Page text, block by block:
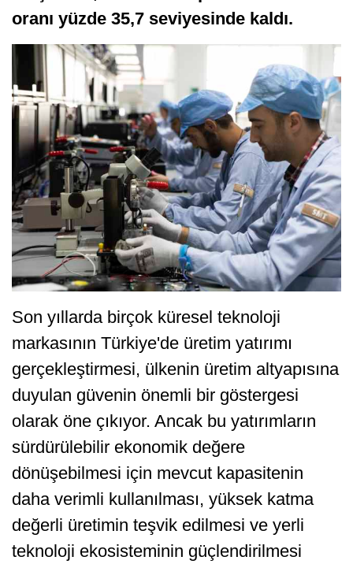
oranı yüzde 35,7 seviyesinde kaldı.
Son yıllarda birçok küresel teknoloji
markasının Türkiye'de üretim yatırımı
gerçekleştirmesi, ülkenin üretim altyapısına
duyulan güvenin önemli bir göstergesi
olarak öne çıkıyor. Ancak bu yatırımların
sürdürülebilir ekonomik değere
dönüşebilmesi için mevcut kapasitenin
daha verimli kullanılması, yüksek katma
değerli üretimin teşvik edilmesi ve yerli
teknoloji ekosisteminin güçlendirilmesi